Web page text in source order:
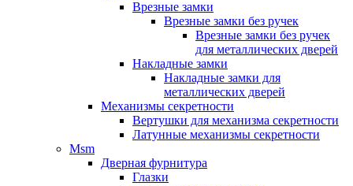
Врезные замки
Врезные замки без ручек
Врезные замки без ручек
для металлических дверей
Накладные замки
Накладные замки для
металлических дверей
Механизмы секретности
Вертушки для механизма секретности
Латунные механизмы секретности
Msm
Дверная фурнитура
Глазки